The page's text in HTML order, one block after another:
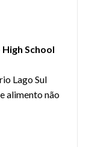
School
Lago Sul
alimento não